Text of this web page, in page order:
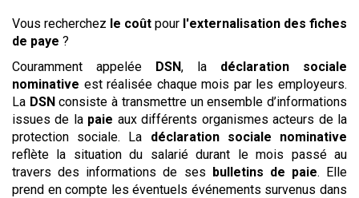
Vous recherchez le coût pour l'externalisation des fiches
de paye ?
Couramment appelée DSN, la déclaration sociale
nominative est réalisée chaque mois par les employeurs.
La DSNconsiste à transmettre un ensemble d’informations
issues de la paie aux différents organismes acteurs de la
protection sociale. La déclaration sociale nominative
reflète la situation du salarié durant le mois passé au
travers des informations de ses bulletins de paie. Elle
prend en compte les éventuels événements survenus dans